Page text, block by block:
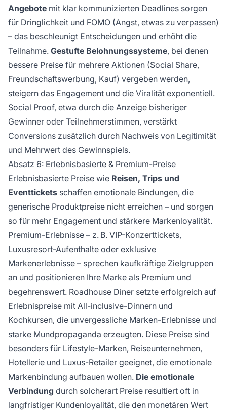
Angebote mit klar kommunizierten Deadlines sorgen
für Dringlichkeit und FOMO (Angst, etwas zu verpassen)
– das beschleunigt Entscheidungen und erhöht die
Teilnahme. Gestufte Belohnungssysteme, bei denen
bessere Preise für mehrere Aktionen (Social Share,
Freundschaftswerbung, Kauf) vergeben werden,
steigern das Engagement und die Viralität exponentiell.
Social Proof, etwa durch die Anzeige bisheriger
Gewinner oder Teilnehmerstimmen, verstärkt
Conversions zusätzlich durch Nachweis von Legitimität
und Mehrwert des Gewinnspiels.
Absatz 6: Erlebnisbasierte & Premium-Preise
Erlebnisbasierte Preise wie Reisen, Trips und
Eventtickets schaffen emotionale Bindungen, die
generische Produktpreise nicht erreichen – und sorgen
so für mehr Engagement und stärkere Markenloyalität.
Premium-Erlebnisse – z. B. VIP-Konzerttickets,
Luxusresort-Aufenthalte oder exklusive
Markenerlebnisse – sprechen kaufkräftige Zielgruppen
an und positionieren Ihre Marke als Premium und
begehrenswert. Roadhouse Diner setzte erfolgreich auf
Erlebnispreise mit All-inclusive-Dinnern und
Kochkursen, die unvergessliche Marken-Erlebnisse und
starke Mundpropaganda erzeugten. Diese Preise sind
besonders für Lifestyle-Marken, Reiseunternehmen,
Hotellerie und Luxus-Retailer geeignet, die emotionale
Markenbindung aufbauen wollen. Die emotionale
Verbindung durch solcherart Preise resultiert oft in
langfristiger Kundenloyalität, die den monetären Wert